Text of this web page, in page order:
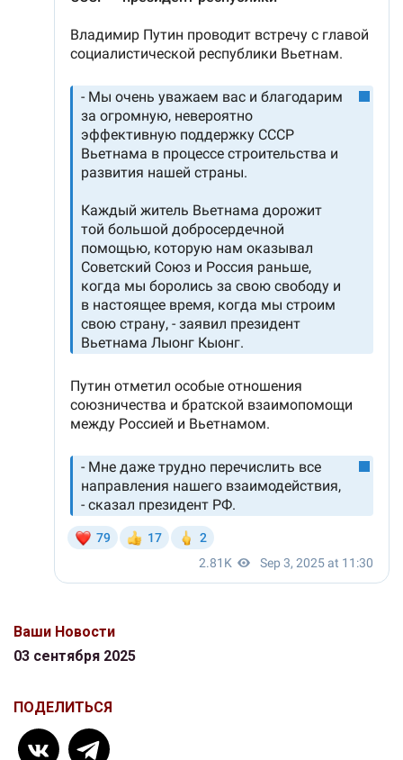
Ваши Новости
03 сентября 2025
ПОДЕЛИТЬСЯ